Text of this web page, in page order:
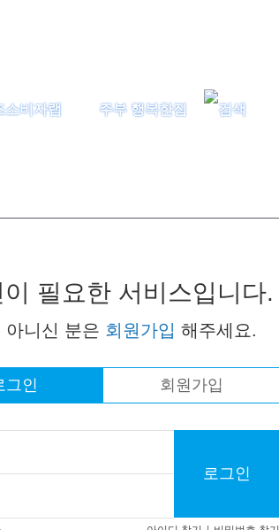
소비자랩 주부 행복한집
이 필요한 서비스입니다.
아니신 분은 회원가입 해주세요.
그인 회원가입
로그인